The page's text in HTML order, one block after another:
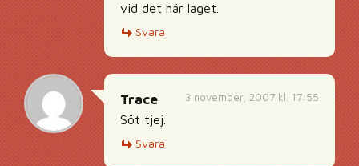
vid det här laget.
Svara
3 november, 2007 kl. 17:55
Trace
Söt tjej.
Svara